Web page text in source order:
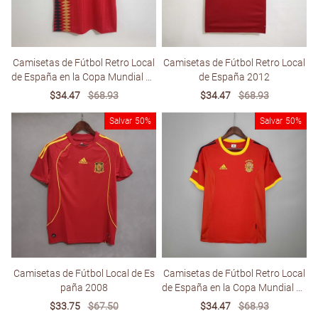
Camisetas de Fútbol Retro Local
de España en la Copa Mundial de
1994
Sale
$34.47
Regular
$68.93
Camisetas de Fútbol Retro Local
de España 2012
Sale
$34.47
Regular
$68.93
Salvar 50%
Camisetas de Fútbol Local de Es
paña 2008
Sale
$33.75
Regular
$67.50
Salvar 50%
Camisetas de Fútbol Retro Local
de España en la Copa Mundial de
2002
Sale
$34.47
Regular
$68.93